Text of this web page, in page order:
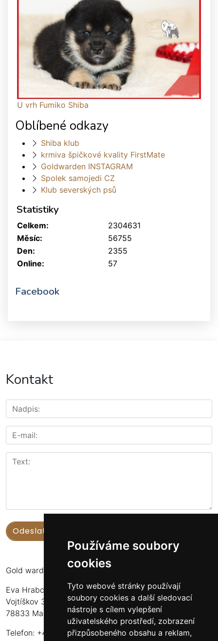
Používáme soubory
cookies
Tyto webové stránky používají
soubory cookies a další sledovací
nástroje s cílem vylepšení
uživatelského prostředí, zobrazení
přizpůsobeného obsahu a reklam,
U vrh Fumiko Shiba
Oblíbené odkazy
Shiba klub
krmiva špičkové kvality FirstMate
Goldwarden INSTAGRAM
Spolek samojedi CZ
Klub severských psů
Statistiky
Online: 57
Celkem:
2304631
Měsíc:
56755
Den:
2355
Facebook
Kontakt
Gold warden
Eva Hrabcová
Vojtíškov 3
78833 Malá Morava
Telefon: +420 777 549 171